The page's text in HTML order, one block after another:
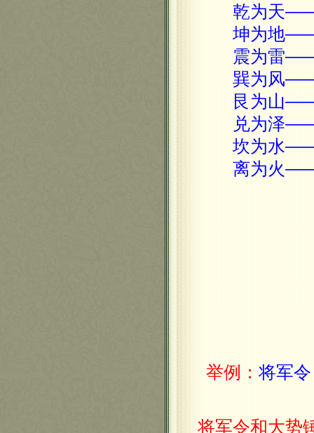
乾为天
坤为地
震为雷
巽为风
艮为山
兑为泽
坎为水
离为火
举例： 将军
将军令和大势